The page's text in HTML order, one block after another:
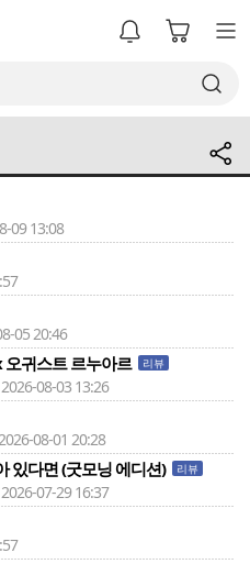
09 13:08
05 20:46
오귀스트 르누아르 리뷰
08-03 13:26
08-01 20:28
있다면 (굿모닝 에디션) 리뷰
07-29 16:37